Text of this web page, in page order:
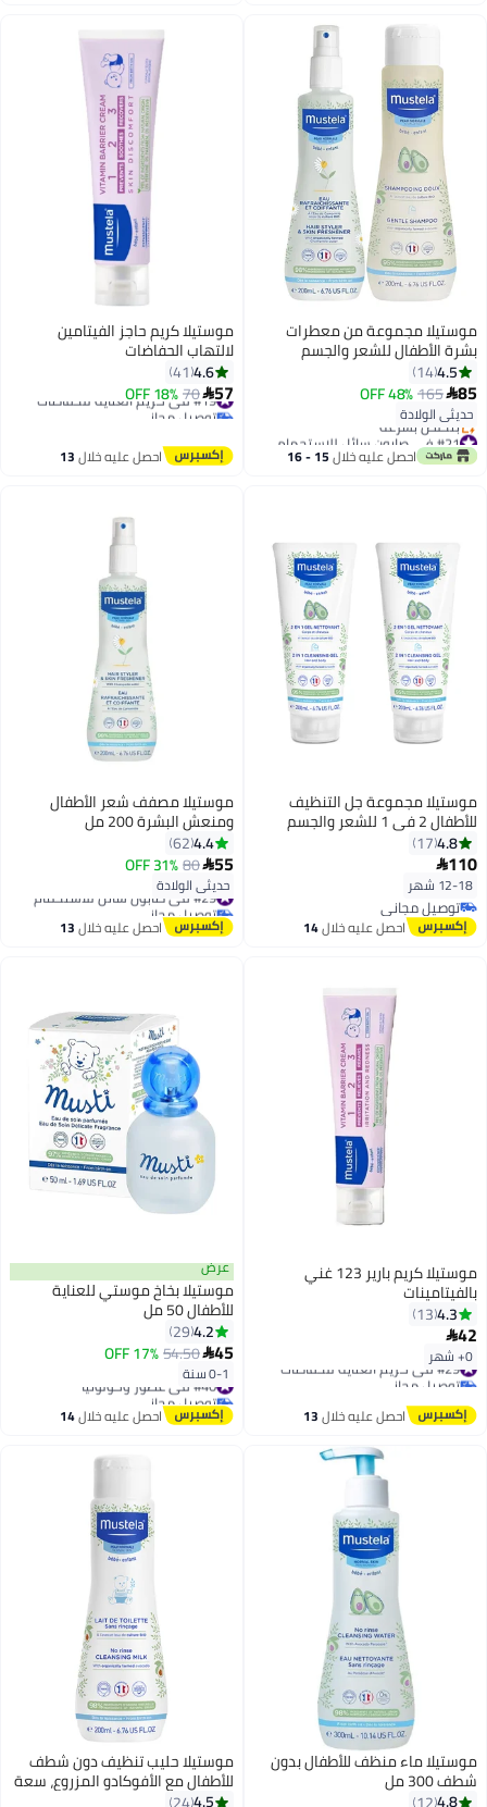
موستيلا مجموعة من معطرات
بشرة الأطفال للشعر والجسم
وشامبو أطفال لطيف مع الأفوكادو
200 مل
4.5
14
85
165
48% OFF
حديثي الولادة
#21 في صابون سائل للاستحمام
أقل سعر في 30 يوم
بتخلّص بسرعة
احصل عليه خلال 15 - 16
موستيلا كريم حاجز الفيتامين
لالتهاب الحفاضات
4.6
41
57
70
18% OFF #19 في كريم العناية للحفاضات
توصيل مجاني
#19 في كريم العناية للحفاضات
احصل عليه خلال13
موستيلا مجموعة جل التنظيف
للأطفال 2 في 1 للشعر والجسم
مل +200 مل
4.8
17
110
12-18 شهر
توصيل مجاني
توصيل مجانياحصل عليه خلال14
موستيلا مصفف شعر الأطفال
ومنعش البشرة 200 مل
4.4
62
55
80
31% OFF
حديثي الولادة
#29 في صابون سائل للاستحمام
توصيل مجاني
#29 في صابون سائل للاستحمام احصل عليه خلال13
موستيلا كريم بارير 123 غني
بالفيتامينات
4.3
13
42
0+ شهر #29 في كريم العناية للحفاضات
توصيل مجاني
#29 في كريم العناية للحفاضات
احصل عليه خلال13
عرض
موستيلا بخاخ موستي للعناية
للأطفال 50 مل
4.2
29
45
54.50
17% OFF
0-1 سنة#40 في عطور وكولونيا
توصيل مجاني
#40 في عطور وكولونيا احصل عليه خلال14
موستيلا ماء منظف للأطفال بدون
شطف 300 مل
موستيلا حليب تنظيف دون شطف
للأطفال مع الأفوكادو المزروع، سعة
200 مل